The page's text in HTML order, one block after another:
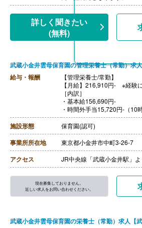
る）
【昇給】あり（年1回）
【退職金】あり※勤続10年以
詳しく聞きたい
(無料)
武蔵小金井雲母保育園の管理栄養士（常勤）求
給与・報酬
【管理栄養士/常勤】
【月給】216,910円- ※経験
［内訳］
・基本給156,690円-
・時間外手当15,720円-（10
給）
・資格手当20,000円
・処遇改善手当15,000円
・その他手当9,500円
【賞与】年3回（7月・12月
変動あり
※それぞれの賞与に合わせ別
【通勤手当】あり（全額支給
【昇給】あり（年1回）
【退職金】あり
施設形態 保育園(認可)
事業所所在地 東京都小金井市中町3-26-7
アクセス JR中央線「武蔵小金井駅」
現在募集しておりません。
近しい求人をお問い合わせください。
武蔵小金井雲母保育園の栄養士（常勤）求人【